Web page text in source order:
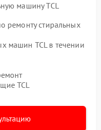
машину TCL
ремонту стиральных
машин TCL в течении
TCL